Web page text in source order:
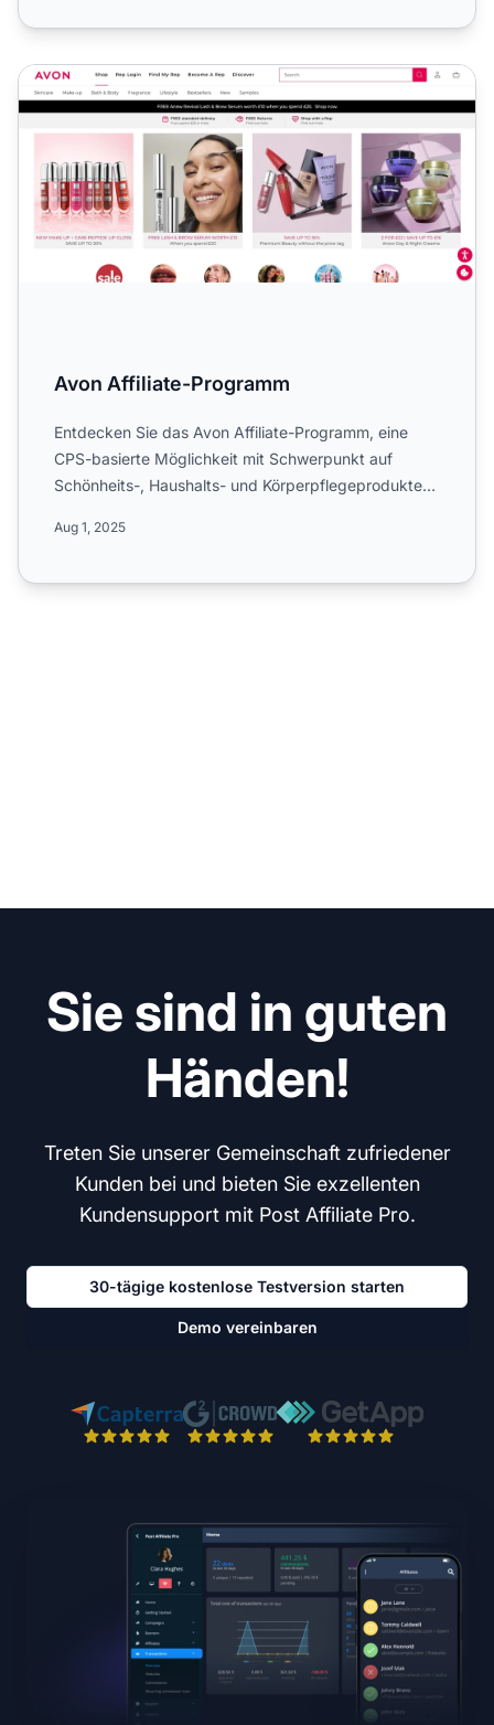
Avon Affiliate-Programm
Avon Affiliate-Programm
Entdecken Sie das Avon Affiliate-Programm, eine
CPS-basierte Möglichkeit mit Schwerpunkt auf
Schönheits-, Haushalts- und Körperpflegeprodukten.
Aug 1, 2025
Sie sind in guten
Händen!
Treten Sie unserer Gemeinschaft zufriedener
Kunden bei und bieten Sie exzellenten
Kundensupport mit Post Affiliate Pro.
30-tägige kostenlose Testversion starten
Demo vereinbaren